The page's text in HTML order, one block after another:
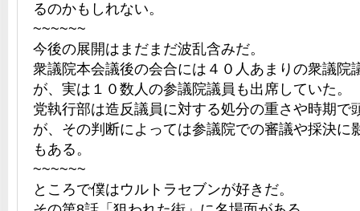
るのかもしれない。
~~~~~~
今後の展開はまだまだ波乱含みだ。
衆議院本会議後の会合には４０人あまりの衆議院
が、実は１０数人の参議院議員も出席していた。
党執行部は造反議員に対する処分の重さや時期で
が、その判断によっては参議院での審議や採決に
もある。
~~~~~~
ところで僕はウルトラセブンが好きだ。